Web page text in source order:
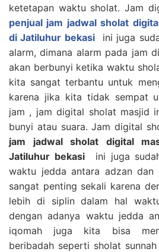
ketetapan waktu sholat. Jam
penjual jam jadwal sholat
di Jatiluhur bekasi
ini juga
alarm, dimana alarm pada jam
akan berbunyi ketika waktu
kita sangat terbantu untuk
karena jika kita tidak sempat
jam , jam digital sholat masjid
bunyi atau suara. Jam digital
jam jadwal sholat digital
Jatiluhur bekasiini juga
waktu jedda antara adzan
sangat penting sekali karena
lebih di siplin dalam hal
dengan adanya waktu jedda
iqomah juga kita bisa
beribadah seperti sholat